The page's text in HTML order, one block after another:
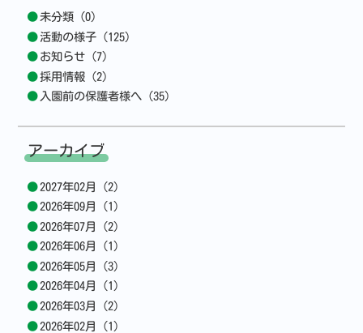
未分類 (0)
活動の様子 (125)
お知らせ (7)
採用情報 (2)
入園前の保護者様へ (35)
アーカイブ
2027年02月 (2)
2026年09月 (1)
2026年07月 (2)
2026年06月 (1)
2026年05月 (3)
2026年04月 (1)
2026年03月 (2)
2026年02月 (1)